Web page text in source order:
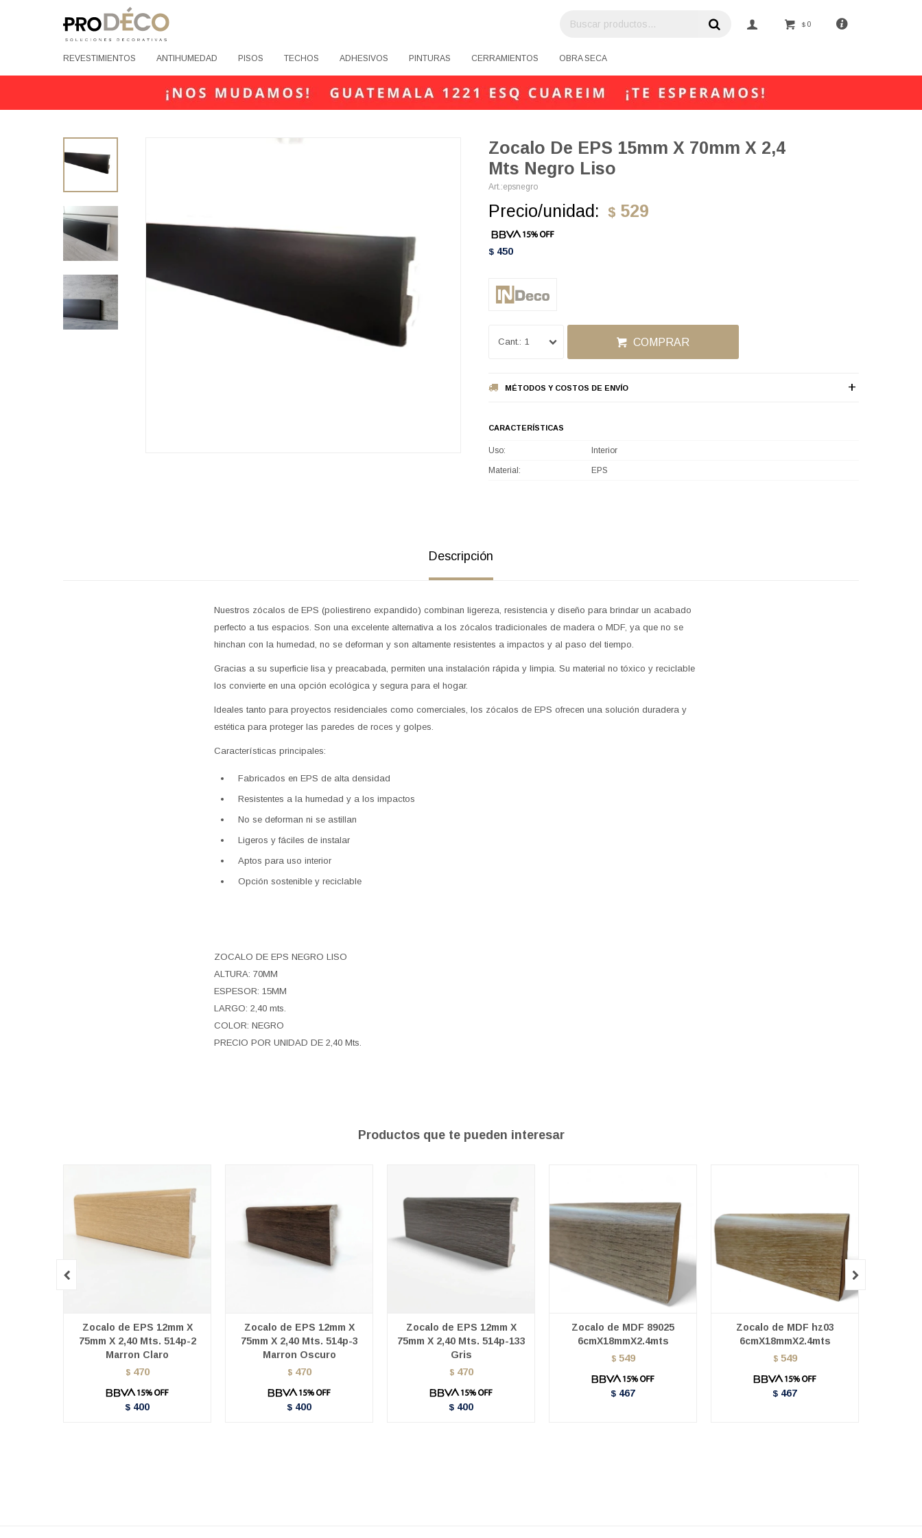
REVESTIMIENTOS ANTIHUMEDAD PISOS TECHOS ADHESIVOS PINTURAS CERRAMIENTOS OBRA SECA
$ 0
Zocalo De EPS 15mm X 70mm X 2,4
Mts Negro Liso
epsnegro
Precio/unidad: $ 529
$ 450
1 COMPRAR
MÉTODOS Y COSTOS DE ENVÍO
CARACTERÍSTICAS
Uso Interior
Material EPS
Descripción
Nuestros zócalos de EPS (poliestireno expandido) combinan ligereza, resistencia y diseño para brindar un acabado
perfecto a tus espacios. Son una excelente alternativa a los zócalos tradicionales de madera o MDF, ya que no se
hinchan con la humedad, no se deforman y son altamente resistentes a impactos y al paso del tiempo.
Gracias a su superficie lisa y preacabada, permiten una instalación rápida y limpia. Su material no tóxico y reciclable
los convierte en una opción ecológica y segura para el hogar.
Ideales tanto para proyectos residenciales como comerciales, los zócalos de EPS ofrecen una solución duradera y
estética para proteger las paredes de roces y golpes.
Características principales:
Fabricados en EPS de alta densidad
Resistentes a la humedad y a los impactos
No se deforman ni se astillan
Ligeros y fáciles de instalar
Aptos para uso interior
Opción sostenible y reciclable
ZOCALO DE EPS NEGRO LISO
ALTURA: 70MM
ESPESOR: 15MM
LARGO: 2,40 mts.
COLOR: NEGRO
PRECIO POR UNIDAD DE 2,40 Mts.
Productos que te pueden interesar
Zocalo de EPS 12mm X
75mm X 2,40 Mts. 514p-2
Marron Claro
$ 470
$ 400
Zocalo de EPS 12mm X
75mm X 2,40 Mts. 514p-3
Marron Oscuro
$ 470
$ 400
Zocalo de EPS 12mm X
75mm X 2,40 Mts. 514p-133
Gris
$ 470
$ 400
Zocalo de MDF 89025
6cmX18mmX2.4mts
$ 549
$ 467
Zocalo de MDF hz03
6cmX18mmX2.4mts
$ 549
$ 467
 